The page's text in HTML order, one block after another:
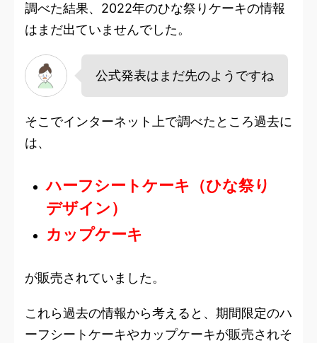
調べた結果、2022年のひな祭りケーキの情報
はまだ出ていませんでした。
公式発表はまだ先のようですね
そこでインターネット上で調べたところ過去に
は、
ハーフシートケーキ（ひな祭り
デザイン）
カップケーキ
が販売されていました。
これら過去の情報から考えると、期間限定のハ
ーフシートケーキやカップケーキが販売されそ